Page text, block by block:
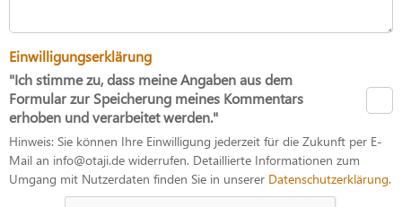
Einwilligungserklärung
"Ich stimme zu, dass meine Angaben aus dem
Formular zur Speicherung meines Kommentars
erhoben und verarbeitet werden."
Hinweis: Sie können Ihre Einwilligung jederzeit für die Zukunft per E-
Mail an info@otaji.de widerrufen. Detaillierte Informationen zum
Umgang mit Nutzerdaten finden Sie in unserer Datenschutzerklärung